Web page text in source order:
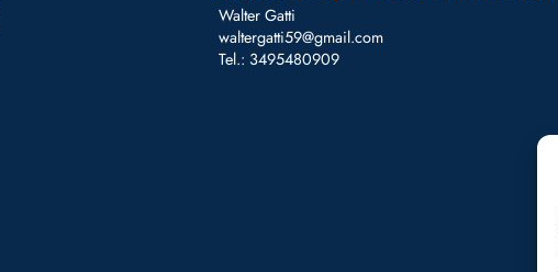
Walter Gatti
waltergatti59@gmail.com
Tel.: 3495480909